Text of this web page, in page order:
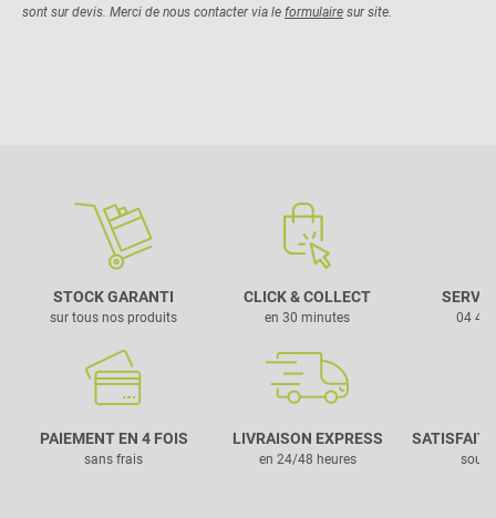
sont sur devis. Merci de nous contacter via le formulaire sur site.
STOCK GARANTI
sur tous nos produits
CLICK & COLLECT
en 30 minutes
PAIEMENT EN 4 FOIS
sans frais
LIVRAISON EXPRESS
en 24/48 heures
04 42
SATISFAIT
sous